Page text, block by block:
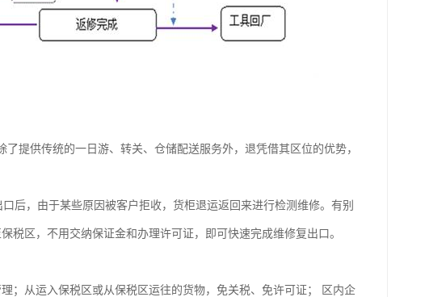
提供传统的一日游、转关、仓储配送服务外，退凭借其区位的优势，
，由于某些原因被客户拒收，货柜退运返回来进行检测维修。有别
区，不用交纳保证金和办理许可证，即可快速完成维修复出口。
；从运入保税区或从保税区运往的货物，免关税、免许可证； 区内企